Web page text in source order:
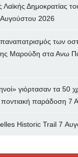
Λαϊκής Δημοκρατίας
2026
των
Μαρούδη στα Ανω
γιόρτασαν τα 50
παράδοση 7
Historic Trail 7